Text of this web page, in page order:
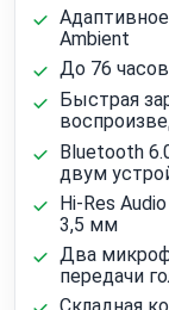
Ambient
До 76
Быстрая
Bluetooth
двум
Hi-Res
3,5 мм
Два
передачи